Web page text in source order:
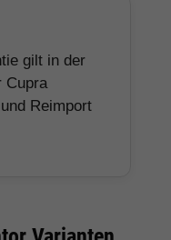
gilt in der
Cupra
Reimport